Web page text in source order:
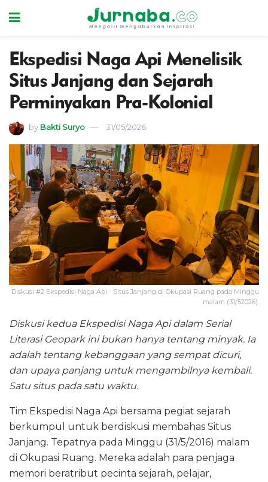
Ekspedisi Naga Api Menelisik
Situs Janjang dan Sejarah
Perminyakan Pra-Kolonial
by Bakti Suryo 31/05/2026
Diskusi #2 Ekspedisi Naga Api - Situs Janjang di Okupasi Ruang pada Minggu
malam (31/52026).
Diskusi kedua Ekspedisi Naga Api dalam Serial
Literasi Geopark ini bukan hanya tentang minyak. Ia
adalah tentang kebanggaan yang sempat dicuri,
dan upaya panjang untuk mengambilnya kembali.
Satu situs pada satu waktu.
Tim Ekspedisi Naga Api bersama pegiat sejarah
berkumpul untuk berdiskusi membahas Situs
Janjang. Tepatnya pada Minggu (31/5/2016) malam
di Okupasi Ruang. Mereka adalah para penjaga
memori beratribut pecinta sejarah, pelajar,